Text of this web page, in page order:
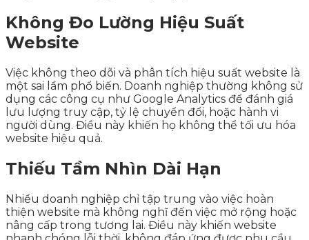
Không Đo Lường Hiệu Suất
Website
Việc không theo dõi và phân tích hiệu suất website là
một sai lầm phổ biến. Doanh nghiệp thường không sử
dụng các công cụ như Google Analytics để đánh giá
lưu lượng truy cập, tỷ lệ chuyển đổi, hoặc hành vi
người dùng. Điều này khiến họ không thể tối ưu hóa
website hiệu quả.
Thiếu Tầm Nhìn Dài Hạn
Nhiều doanh nghiệp chỉ tập trung vào việc hoàn
thiện website mà không nghĩ đến việc mở rộng hoặc
nâng cấp trong tương lai. Điều này khiến website